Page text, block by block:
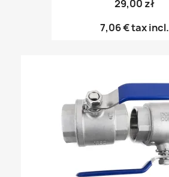
29,00 zł
7,06 €tax incl.